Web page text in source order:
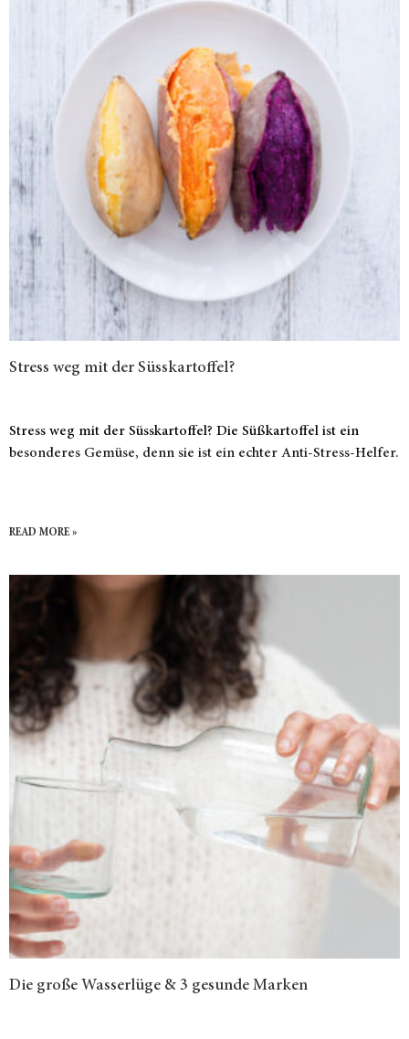
Stress weg mit der Süsskartoffel?
Stress weg mit der Süsskartoffel? Die Süßkartoffel ist ein
besonderes Gemüse, denn sie ist ein echter Anti-Stress-Helfer.
READ MORE »
Die große Wasserlüge & 3 gesunde Marken